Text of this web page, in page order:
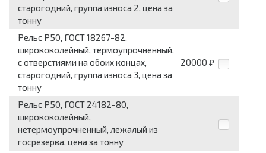
старогодний, группа износа 2, цена за
тонну
Рельс Р50, ГОСТ 18267-82,
ширококолейный, термоупрочненный,
с отверстиями на обоих концах,
старогодний, группа износа 3, цена за
тонну
20000 ₽
Рельс Р50, ГОСТ 24182-80,
ширококолейный,
нетермоупрочненный, лежалый из
госрезерва, цена за тонну